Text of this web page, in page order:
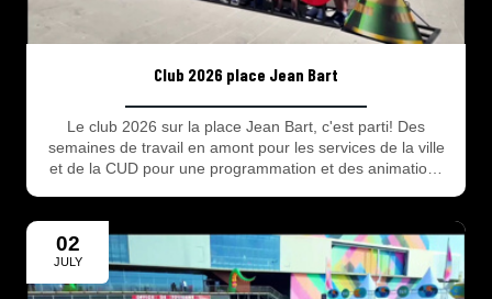
Club 2026 place Jean Bart
Le club 2026 sur la place Jean Bart, c'est parti! Des
semaines de travail en amont pour les services de la ville
et de la CUD pour une programmation et des animations
02
JULY